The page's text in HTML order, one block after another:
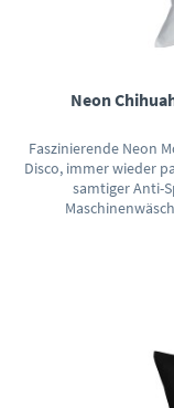
Neon
Faszinierende Neon
Disco, immer wieder
samtiger Anti-